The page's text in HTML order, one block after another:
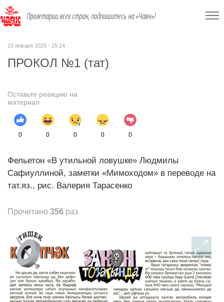
Пролетарии всех стран, подпишитесь на «Чаян»!
10 января 2025 - 15:14
ПРОКОЛ №1 (тат)
Оставьте реакцию на
материал
0 0 0 0 0
Фельетон «В утильной ловушке» Людмилы
Сафиуллиной, заметки «Мимоходом» в переводе на
тат.яз., рис. Валерия Тарасенко
Прочитано 356 раз